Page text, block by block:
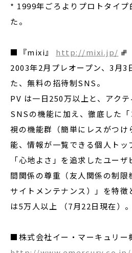
* 1999年ごろよりプロトタイプ
た。
■『mixi』 http://mixi.jp/
2003年2月プレオープン、3月3
た、無料の招待制SNS。
PV は一日250万以上と、アク
SNSの機能に加え、徹底した
視の機能群（簡単にレスがつけ
能、情報が一覧できる個人トッ
「心地よさ」を追求したユー
間関係の尊重（友人関係の制限
サイトメンテナンス）」を特徴
は5万人以上 （7月22日現在）。
■株式会社イー・マーキュリー